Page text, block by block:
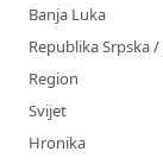
Banja Luka
Republika Srpska /
Region
Svijet
Hronika